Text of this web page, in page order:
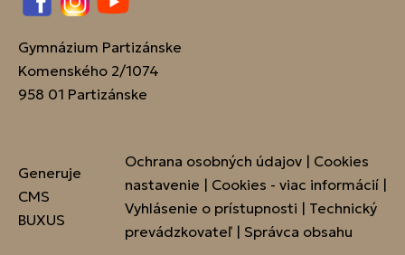
FacebookInstagram
YouTube
Gymnázium Partizánske
Komenského 2/1074
958 01 Partizánske
Generuje
CMS
BUXUS
Ochrana osobných údajov | Cookies
nastavenie | Cookies - viac informácií |
Vyhlásenie o prístupnosti | Technický
prevádzkovateľ | Správca obsahu